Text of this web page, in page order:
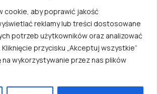
cookie, aby poprawić jakość
reklamy lub treści dostosowane
potrzeb użytkowników oraz analizować
przycisku „Akceptuj wszystkie”
wykorzystywanie przez nas plików
biuletyn informacji
publicznej